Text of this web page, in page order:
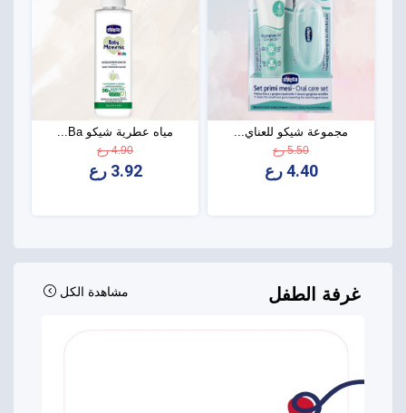
مجموعة شيكو للعناي...
5.50 رع
4.40 رع
مياه عطرية شيكو Ba...
4.90 رع
3.92 رع
غرفة الطفل مشاهدة الكل